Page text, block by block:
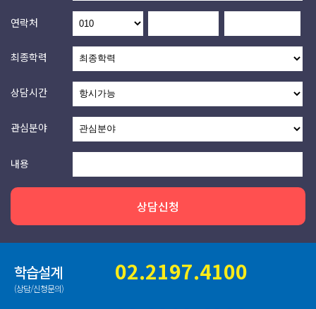
연락처
최종학력
상담시간
관심분야
내용
상담신청
학습설계
(상담/신청문의)
02.2197.4100